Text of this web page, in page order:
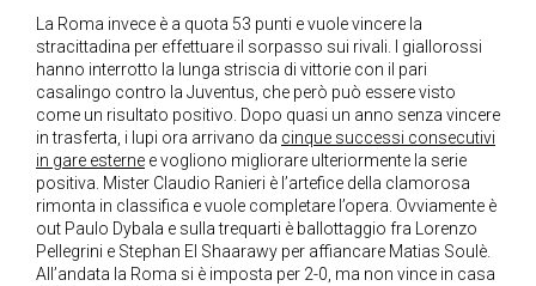
La Roma invece è a quota 53 punti e vuole vincere la
stracittadina per effettuare il sorpasso sui rivali. I giallorossi
hanno interrotto la lunga striscia di vittorie con il pari
casalingo contro la Juventus, che però può essere visto
come un risultato positivo. Dopo quasi un anno senza vincere
in trasferta, i lupi ora arrivano da cinque successi consecutivi
in gare esterne e vogliono migliorare ulteriormente la serie
positiva. Mister Claudio Ranieri è l’artefice della clamorosa
rimonta in classifica e vuole completare l’opera. Ovviamente è
out Paulo Dybala e sulla trequarti è ballottaggio fra Lorenzo
Pellegrini e Stephan El Shaarawy per affiancare Matias Soulè.
All’andata la Roma si è imposta per 2-0, ma non vince in casa